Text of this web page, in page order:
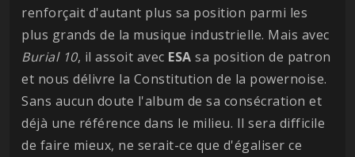
renforçait d'autant plus sa position parmi les
plus grands de la musique industrielle. Mais avec
Burial 10, il assoit avec ESA sa position de patron
et nous délivre la Constitution de la powernoise.
Sans aucun doute l'album de sa consécration et
déjà une référence dans le milieu. Il sera difficile
de faire mieux, ne serait-ce que d'égaliser ce